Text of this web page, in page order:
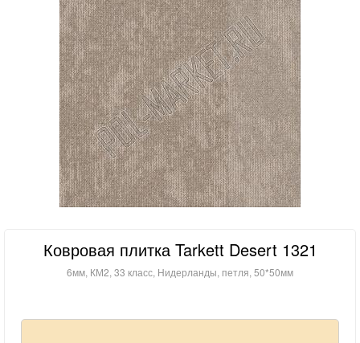
Ковровая плитка Tarkett Desert 1321
6мм, КМ2, 33 класс, Нидерланды, петля, 50*50мм